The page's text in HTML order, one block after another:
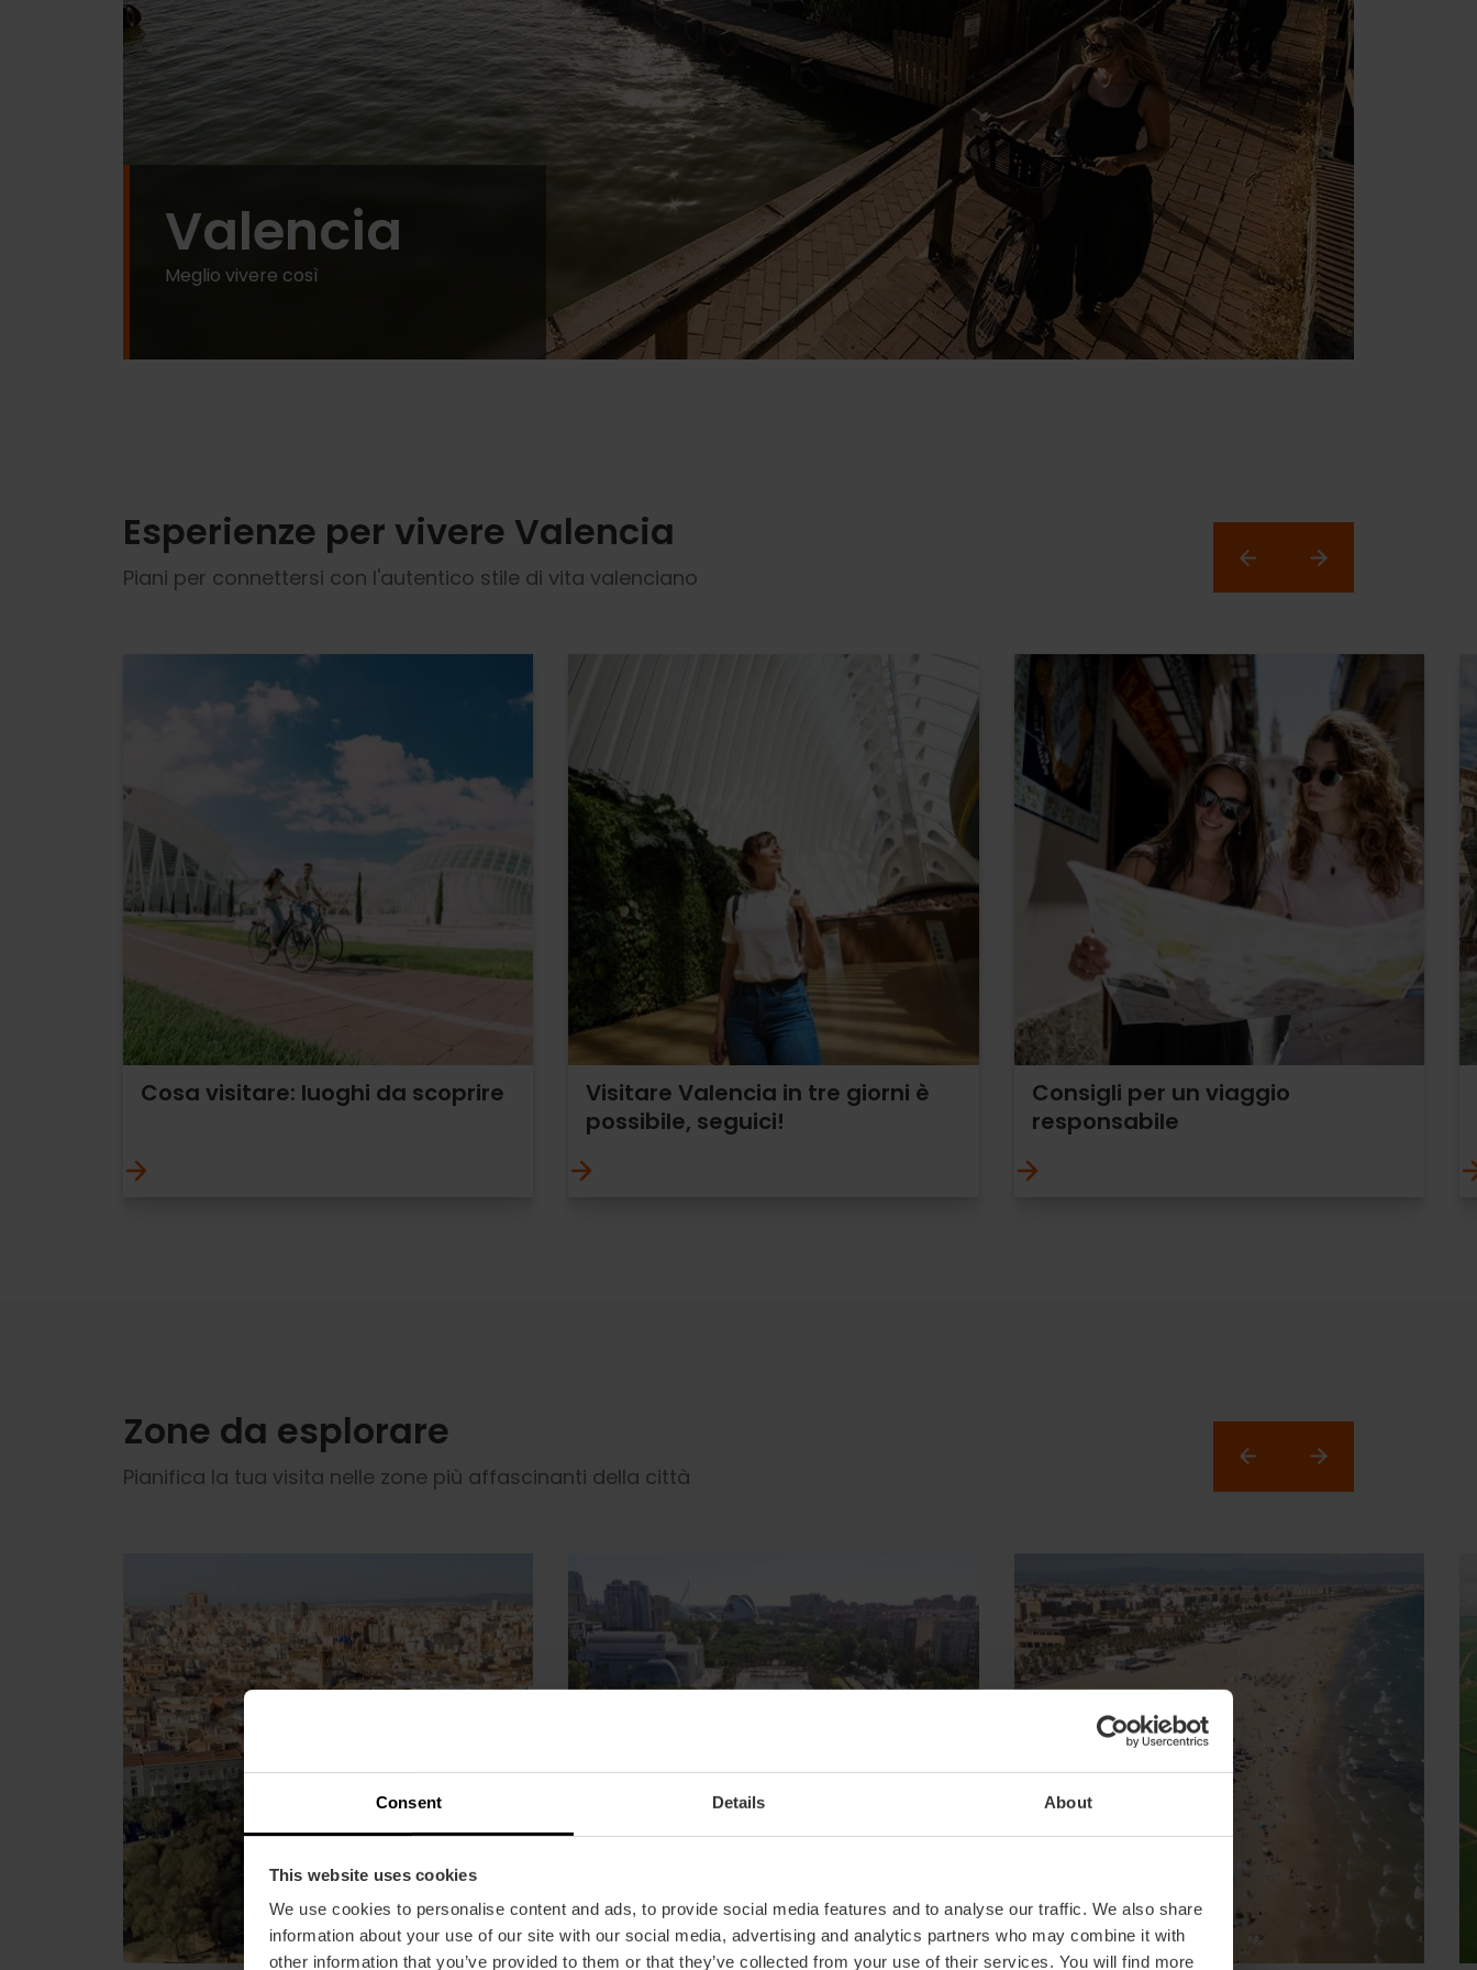
Consent Details About
This website uses cookies
We use cookies to personalise content and ads, to provide social media features and to analyse our traffic. We also share
information about your use of our site with our social media, advertising and analytics partners who may combine it with
other information that you’ve provided to them or that they’ve collected from your use of their services. You will find more
Valencia
Meglio vivere così
Esperienze per vivere Valencia
Piani per connettersi con l'autentico stile di vita valenciano
Cosa visitare: luoghi da scoprire
Visitare Valencia in tre giorni è
possibile, seguici!
Consigli per un viaggio
responsabile
Zone da esplorare
Pianifica la tua visita nelle zone più affascinanti della città